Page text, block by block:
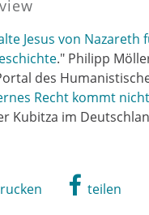
Jesus von
." Philipp
des
Recht kommt
Kubitza im
teilen